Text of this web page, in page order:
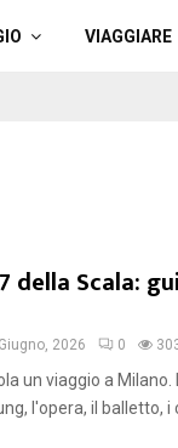
VIAGGIARE
della Scala:
2026 0
un viaggio a Milano.
l'opera, il balletto, i